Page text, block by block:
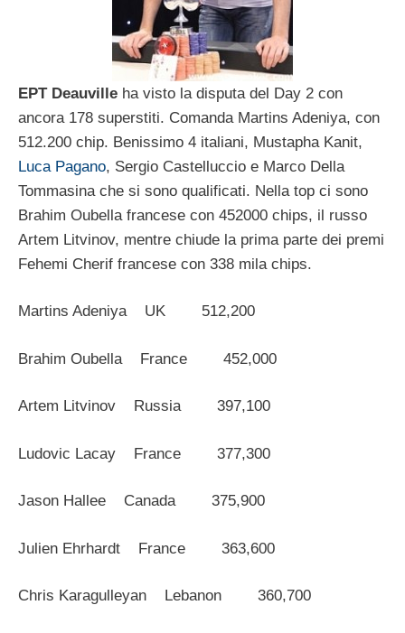
EPT Deauville ha visto la disputa del Day 2 con
ancora 178 superstiti. Comanda Martins Adeniya, con
512.200 chip. Benissimo 4 italiani, Mustapha Kanit,
Luca Pagano, Sergio Castelluccio e Marco Della
Tommasina che si sono qualificati. Nella top ci sono
Brahim Oubella francese con 452000 chips, il russo
Artem Litvinov, mentre chiude la prima parte dei premi
Fehemi Cherif francese con 338 mila chips.
Martins Adeniya UK 512,200
Brahim Oubella France 452,000
Artem Litvinov Russia 397,100
Ludovic Lacay France 377,300
Jason Hallee Canada 375,900
Julien Ehrhardt France 363,600
Chris Karagulleyan Lebanon 360,700